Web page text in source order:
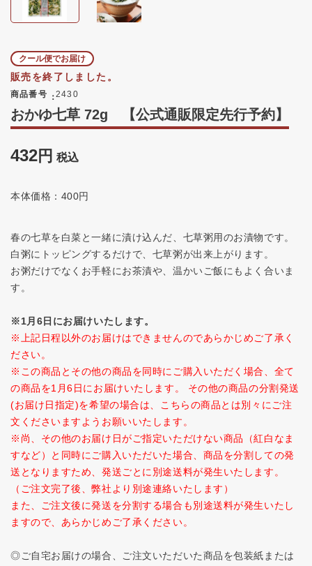
クール便でお届け
販売を終了しました。
商品番号 2430
おかゆ七草 72g 【公式通販限定先行予約】
432 税込
本体価格：400円
春の七草を白菜と一緒に漬け込んだ、七草粥用のお漬物です。
白粥にトッピングするだけで、七草粥が出来上がります。
お粥だけでなくお手軽にお茶漬や、温かいご飯にもよく合いま
す。
※1月6日にお届けいたします。
※上記日程以外のお届けはできませんのであらかじめご了承く
ださい。
※この商品とその他の商品を同時にご購入いただく場合、全て
の商品を1月6日にお届けいたします。 その他の商品の分割発送
(お届け日指定)を希望の場合は、こちらの商品とは別々にご注
文くださいますようお願いいたします。
※尚、その他のお届け日がご指定いただけない商品（紅白なま
すなど）と同時にご購入いただいた場合、商品を分割しての発
送となりますため、発送ごとに別途送料が発生いたします。
（ご注文完了後、弊社より別途連絡いたします）
また、ご注文後に発送を分割する場合も別途送料が発生いたし
ますので、あらかじめご了承ください。
◎ご自宅お届けの場合、ご注文いただいた商品を包装紙または